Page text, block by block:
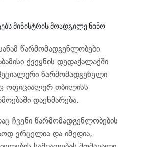
მინისტრის მოადგილე ნინო
წარმომადგენლობები
ქვეყნის დედაქალაქში
წარმომადგენელი
ოფიციალურ თბილისს
დაეხმარება.
ჩვენი წარმომადგენლობების
ვრცელია და იმედია,